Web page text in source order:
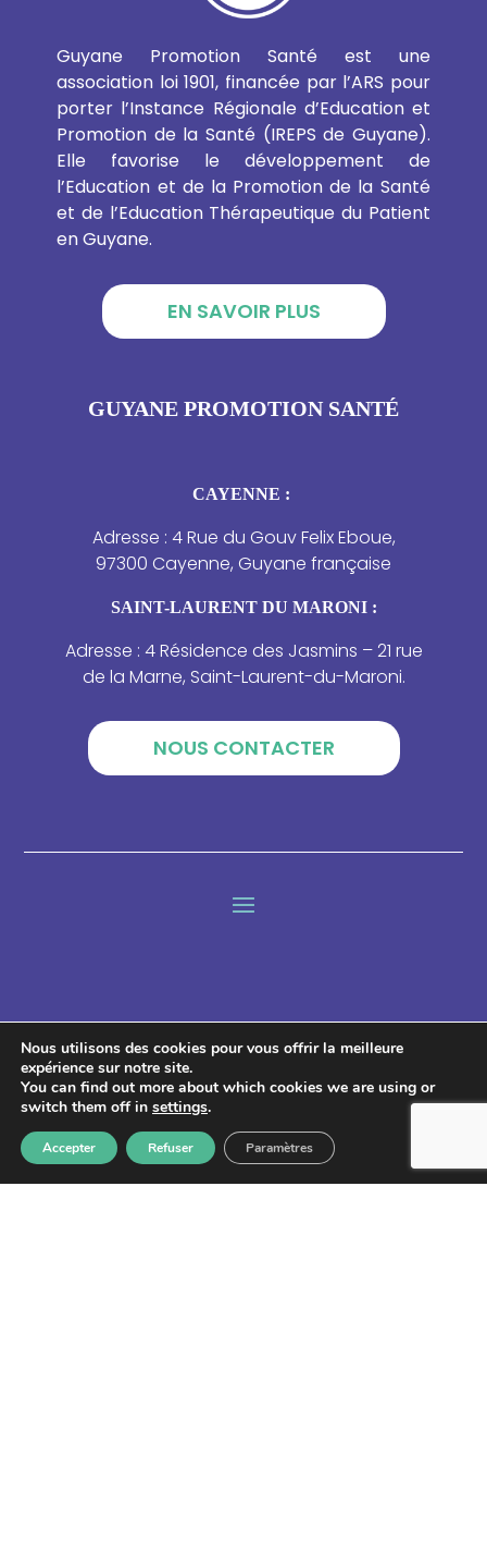
Guyane Promotion Santé est une
association loi 1901, financée par l’ARS pour
porter l’Instance Régionale d’Education et
Promotion de la Santé (IREPS de Guyane).
Elle favorise le développement de
l’Education et de la Promotion de la Santé
et de l’Education Thérapeutique du Patient
en Guyane.
EN SAVOIR PLUS
GUYANE PROMOTION SANTÉ
CAYENNE :
Adresse : 4 Rue du Gouv Felix Eboue,
97300 Cayenne, Guyane française
SAINT-LAURENT DU MARONI :
Adresse : 4 Résidence des Jasmins – 21 rue
de la Marne, Saint-Laurent-du-Maroni.
NOUS CONTACTER
Lettre d'information
Nous utilisons des cookies pour vous offrir la meilleure
expérience sur notre site.
You can find out more about which cookies we are using or
switch them off in settings.
Accepter Refuser Paramètres